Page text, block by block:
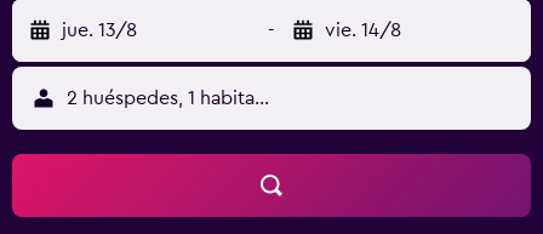
para las personas de negocios incluyen escritorio y
teléfono. Los servicios de ocio y esparcimiento en este
hotel incluyen piscina al aire libre de temporada. Se
pueden practicar las actividades de ocio y esparcimiento
que se indican más abajo en las instalaciones o cerca del
alojamiento (es posible que se aplique un recargo).
jue. 13/8 - vie. 14/8
2 huéspedes, 1 habitación